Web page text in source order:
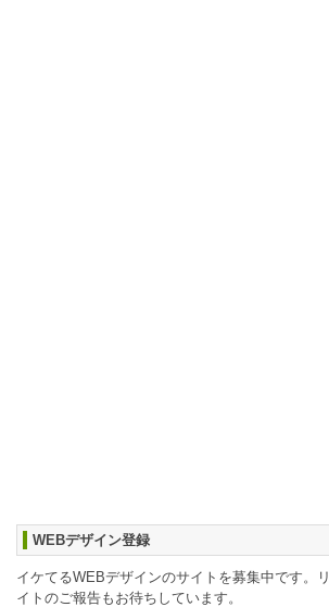
WEBデザイン登録
イケてるWEBデザインのサイトを募集中です。
イトのご報告もお待ちしています。